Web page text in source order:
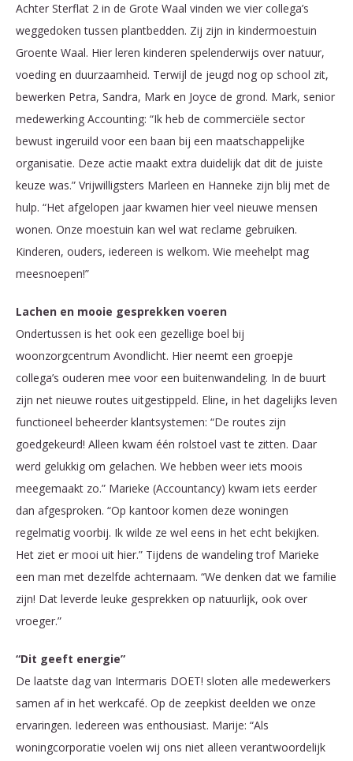
Achter Sterflat 2 in de Grote Waal vinden we vier collega’s
weggedoken tussen plantbedden. Zij zijn in kindermoestuin
Groente Waal. Hier leren kinderen spelenderwijs over natuur,
voeding en duurzaamheid. Terwijl de jeugd nog op school zit,
bewerken Petra, Sandra, Mark en Joyce de grond. Mark, senior
medewerking Accounting: “Ik heb de commerciële sector
bewust ingeruild voor een baan bij een maatschappelijke
organisatie. Deze actie maakt extra duidelijk dat dit de juiste
keuze was.” Vrijwilligsters Marleen en Hanneke zijn blij met de
hulp. “Het afgelopen jaar kwamen hier veel nieuwe mensen
wonen. Onze moestuin kan wel wat reclame gebruiken.
Kinderen, ouders, iedereen is welkom. Wie meehelpt mag
meesnoepen!”
Lachen en mooie gesprekken voeren
Ondertussen is het ook een gezellige boel bij
woonzorgcentrum Avondlicht. Hier neemt een groepje
collega’s ouderen mee voor een buitenwandeling. In de buurt
zijn net nieuwe routes uitgestippeld. Eline, in het dagelijks leven
functioneel beheerder klantsystemen: “De routes zijn
goedgekeurd! Alleen kwam één rolstoel vast te zitten. Daar
werd gelukkig om gelachen. We hebben weer iets moois
meegemaakt zo.” Marieke (Accountancy) kwam iets eerder
dan afgesproken. “Op kantoor komen deze woningen
regelmatig voorbij. Ik wilde ze wel eens in het echt bekijken.
Het ziet er mooi uit hier.” Tijdens de wandeling trof Marieke
een man met dezelfde achternaam. “We denken dat we familie
zijn! Dat leverde leuke gesprekken op natuurlijk, ook over
vroeger.”
“Dit geeft energie”
De laatste dag van Intermaris DOET! sloten alle medewerkers
samen af in het werkcafé. Op de zeepkist deelden we onze
ervaringen. Iedereen was enthousiast. Marije: “Als
woningcorporatie voelen wij ons niet alleen verantwoordelijk